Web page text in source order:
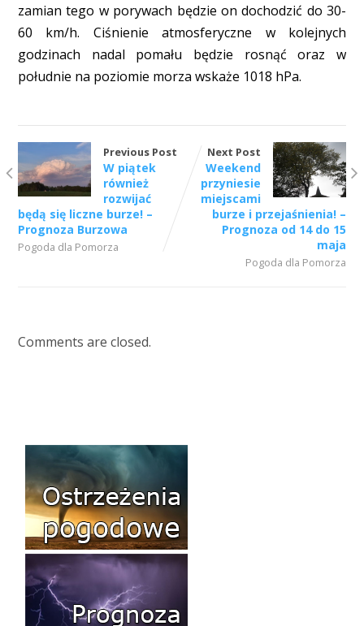
zamian tego w porywach będzie on dochodzić do 30-
60 km/h. Ciśnienie atmosferyczne w kolejnych
godzinach nadal pomału będzie rosnąć oraz w
południe na poziomie morza wskaże 1018 hPa.
Previous Post
W piątek
również
rozwijać
będą się liczne burze! –
Prognoza Burzowa
Pogoda dla Pomorza
Next Post
Weekend
przyniesie
miejscami
burze i przejaśnienia! –
Prognoza od 14 do 15
maja
Pogoda dla Pomorza
Comments are closed.